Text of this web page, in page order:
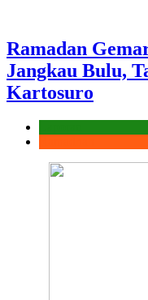
Ramadan
Jangkau Bulu,
Kartosuro